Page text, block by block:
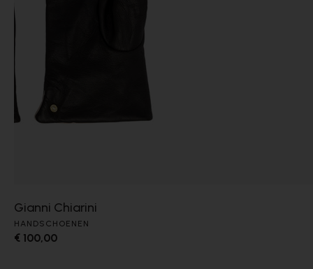
Gianni Chiarini
HANDSCHOENEN
€ 100,00